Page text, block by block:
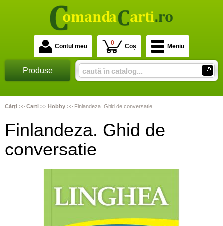
Contul meu 0 Coș Meniu
Produse
Cărţi >> Carti >> Hobby >> Finlandeza. Ghid de conversatie
Finlandeza. Ghid de
conversatie